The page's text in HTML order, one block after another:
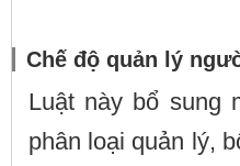
Chế độ quản lý
Luật này bổ sung
phân loại quản lý,